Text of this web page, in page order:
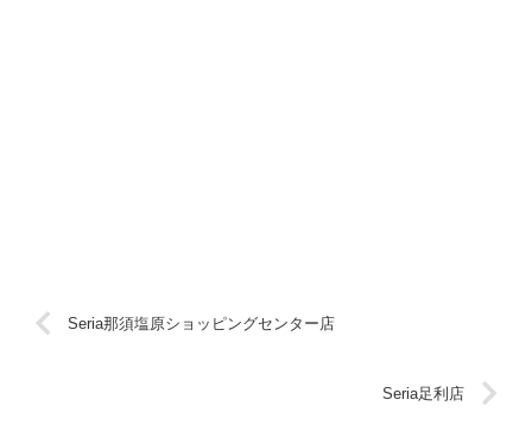
Seria那須塩原ショッピングセンター店
Seria足利店